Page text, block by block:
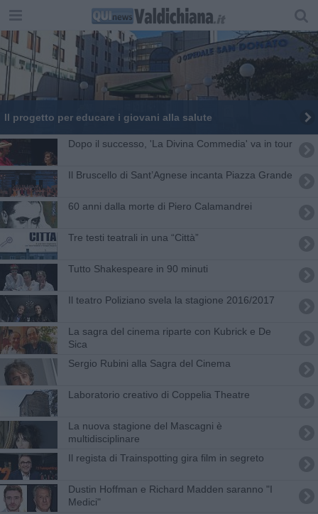
Il progetto per educare i giovani alla salute
Dopo il successo, 'La Divina Commedia' va in tour
Il Bruscello di Sant’Agnese incanta Piazza Grande
60 anni dalla morte di Piero Calamandrei
Tre testi teatrali in una “Città”
Tutto Shakespeare in 90 minuti
Il teatro Poliziano svela la stagione 2016/2017
La sagra del cinema riparte con Kubrick e De
Sica
Sergio Rubini alla Sagra del Cinema
Laboratorio creativo di Coppelia Theatre
La nuova stagione del Mascagni è
multidisciplinare
Il regista di Trainspotting gira film in segreto
Dustin Hoffman e Richard Madden saranno "I
Medici"